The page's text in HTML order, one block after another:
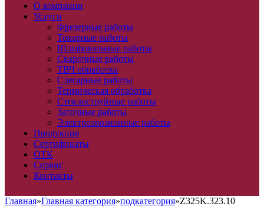
О компании
Услуги
Фрезерные работы
Токарные работы
Шлифовальные работы
Сварочные работы
ТВЧ обработка
Слесарные работы
Термическая обработка
Стеклоструйные работы
Заточные работы
Электроэрозионные работы
Продукция
Сертификаты
ОТК
Сервис
Контакты
Главная»Главная категория»подкатегория»Z325K.323.10